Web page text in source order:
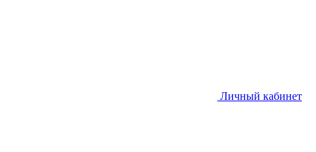
Личный кабинет